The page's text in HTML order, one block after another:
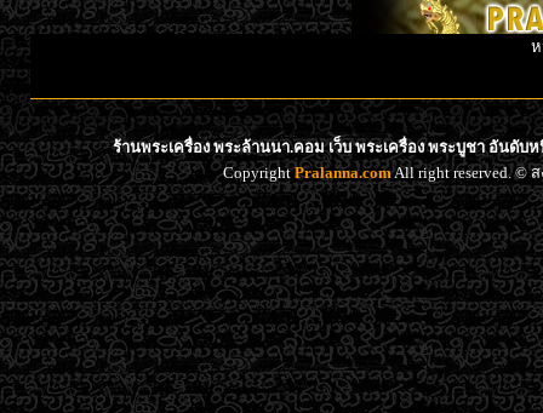
ร้านพระเครื่อง พระล้านนา.คอม เว็บ พระเครื่อง พระบูชา อันดับ
CopyrightPralanna.comAll right reserved. ©